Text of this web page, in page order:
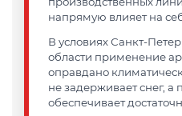
напрямую влияет на
В условиях Санкт-
области применение
оправдано
не задерживает снег,
обеспечивает